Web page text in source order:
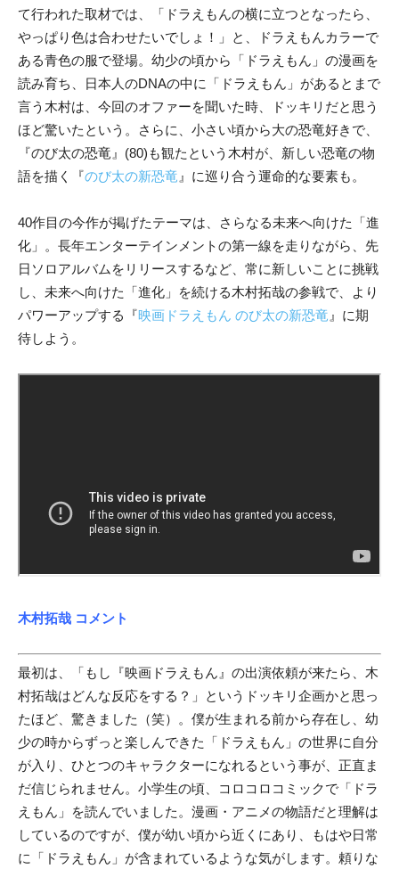
て行われた取材では、「ドラえもんの横に立つとなったら、
やっぱり色は合わせたいでしょ！」と、ドラえもんカラーで
ある青色の服で登場。幼少の頃から「ドラえもん」の漫画を
読み育ち、日本人のDNAの中に「ドラえもん」があるとまで
言う木村は、今回のオファーを聞いた時、ドッキリだと思う
ほど驚いたという。さらに、小さい頃から大の恐竜好きで、
『のび太の恐竜』(80)も観たという木村が、新しい恐竜の物
語を描く『のび太の新恐竜 』に巡り合う運命的な要素も。
40作目の今作が掲げたテーマは、さらなる未来へ向けた「進
化」。長年エンターテインメントの第一線を走りながら、先
日ソロアルバムをリリースするなど、常に新しいことに挑戦
し、未来へ向けた「進化」を続ける木村拓哉の参戦で、より
パワーアップする『映画ドラえもん のび太の新恐竜 』に期
待しよう。
木村拓哉 コメント
最初は、「もし『映画ドラえもん』の出演依頼が来たら、木
村拓哉はどんな反応をする？」というドッキリ企画かと思っ
たほど、驚きました（笑）。僕が生まれる前から存在し、幼
少の時からずっと楽しんできた「ドラえもん」の世界に自分
が入り、ひとつのキャラクターになれるという事が、正直ま
だ信じられません。小学生の頃、コロコロコミックで「ドラ
えもん」を読んでいました。漫画・アニメの物語だと理解は
しているのですが、僕が幼い頃から近くにあり、もはや日常
に「ドラえもん」が含まれているような気がします。頼りな